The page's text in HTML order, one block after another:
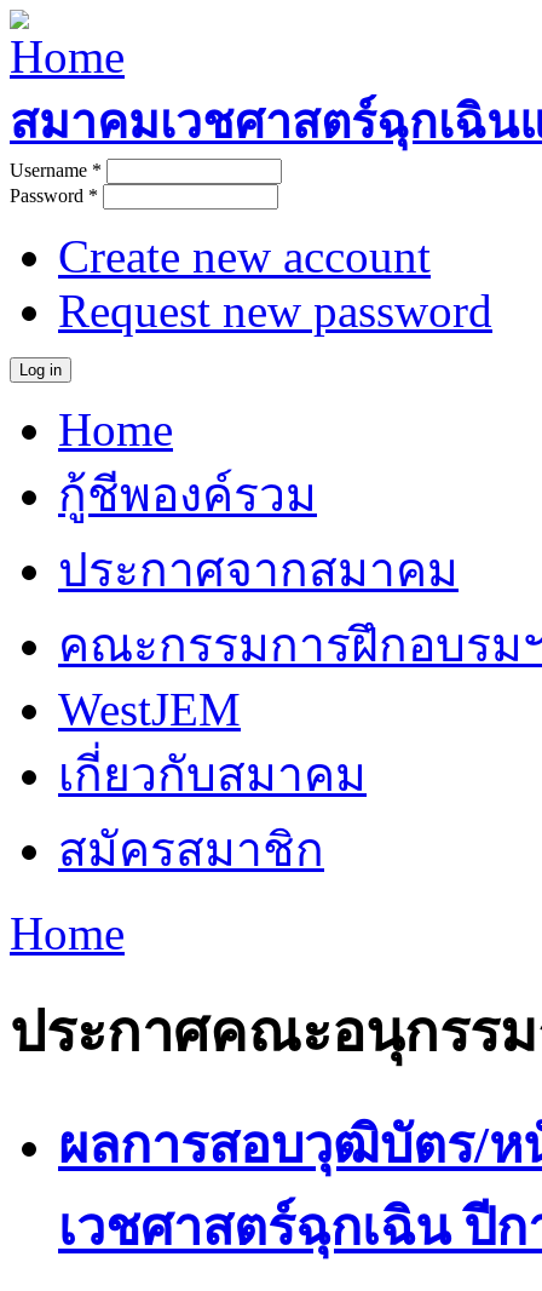
Skip to main content
สมาคมเวชศาสตร์ฉุกเฉิน
User login
Username *
Password *
Create new account
Request new password
Main menu
Home
กู้ชีพองค์รวม
ประกาศจากสมาคม
คณะกรรมการฝึกอบรม
WestJEM
เกี่ยวกับสมาคม
สมัครสมาชิก
You are here
Home
ประกาศคณะอนุกรร
ผลการสอบวุฒิบัตร/ห
เวชศาสตร์ฉุกเฉิน ปีก